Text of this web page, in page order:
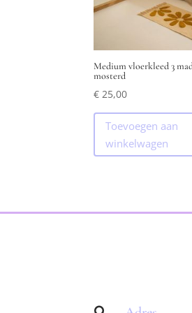
Medium vloerkleed 3
mosterd
€ 25,00
Toevoegen aan
winkelwagen